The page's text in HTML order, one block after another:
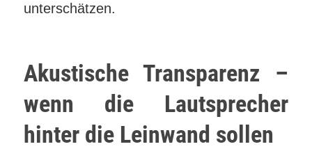
unterschätzen.
Akustische Transparenz –
wenn die Lautsprecher
hinter die Leinwand sollen